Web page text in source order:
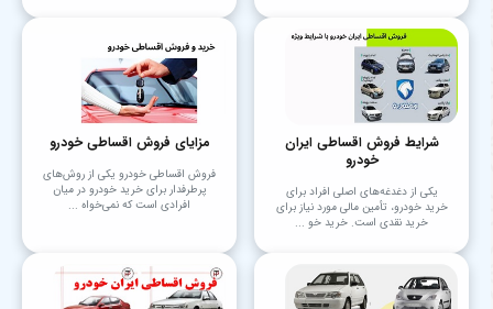
شرایط فروش اقساطی ایران
خودرو
یکی از دغدغه‌های اصلی افراد برای
خرید خودرو، تأمین مالی مورد نیاز برای
خرید نقدی است. خرید خو ...
مزایای فروش اقساطی خودرو
فروش اقساطی خودرو یکی از روش‌های
پرطرفدار برای خرید خودرو در میان
افرادی است که نمی‌خواه ...